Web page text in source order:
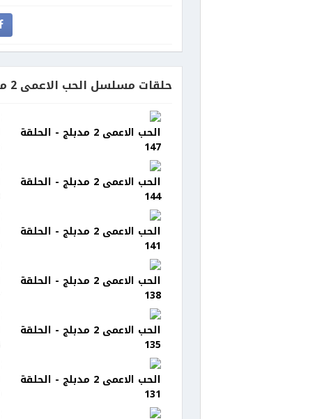
حلقات مسلسل الحب الاعمى 2 مدبلج
الحب الاعمى 2 مدبلج - الحلقة
147
الحب الاعمى 2 مدبلج - الحلقة
144
الحب الاعمى 2 مدبلج - الحلقة
141
الحب الاعمى 2 مدبلج - الحلقة
138
الحب الاعمى 2 مدبلج - الحلقة
135
الحب الاعمى 2 مدبلج - الحلقة
131